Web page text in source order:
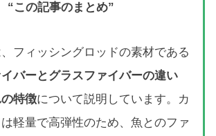
“この記事のまとめ”
フィッシングロッドの素材である
バーとグラスファイバーの違い
特徴について説明しています。カ
軽量で高弾性のため、魚とのファ